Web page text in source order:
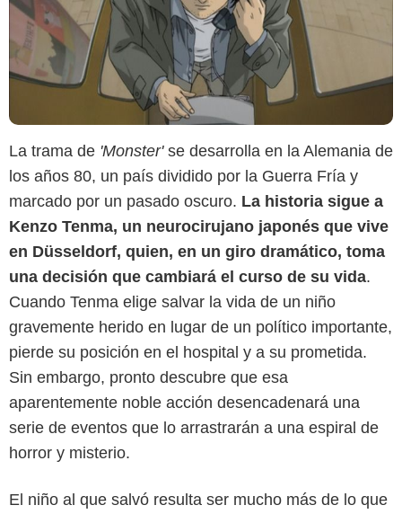
La trama de 'Monster' se desarrolla en la Alemania de
los años 80, un país dividido por la Guerra Fría y
marcado por un pasado oscuro. La historia sigue a
Kenzo Tenma, un neurocirujano japonés que vive
en Düsseldorf, quien, en un giro dramático, toma
una decisión que cambiará el curso de su vida.
Cuando Tenma elige salvar la vida de un niño
gravemente herido en lugar de un político importante,
pierde su posición en el hospital y a su prometida.
Sin embargo, pronto descubre que esa
aparentemente noble acción desencadenará una
serie de eventos que lo arrastrarán a una espiral de
horror y misterio.
El niño al que salvó resulta ser mucho más de lo que